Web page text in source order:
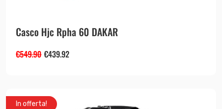
Casco Hjc Rpha 60 DAKAR
€549.90 €439.92
In offerta!